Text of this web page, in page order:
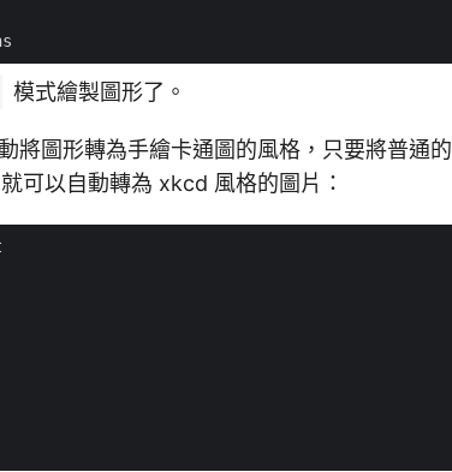
模式繪製圖形了。
將圖形轉為手繪卡通圖的風格，只要將普通的
可以自動轉為 xkcd 風格的圖片：